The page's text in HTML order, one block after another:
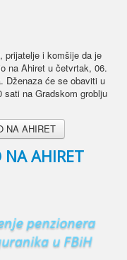
prijatelje i komšije da je
na Ahiret u četvrtak, 06.
Dženaza će se obaviti u
sati na Gradskom groblju
NA AHIRET
NA AHIRET